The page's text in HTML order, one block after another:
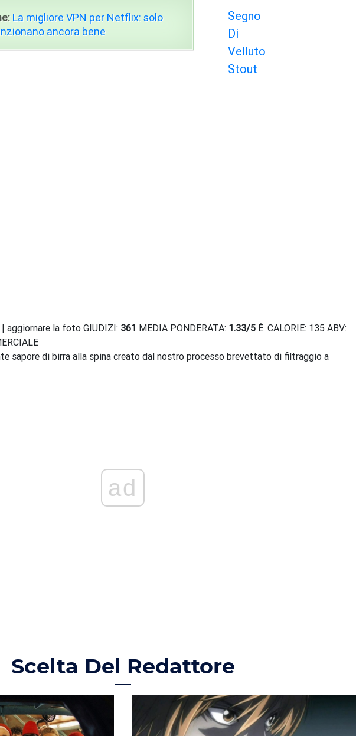
La migliore VPN per Netflix: solo
ancora bene
Segno
Di
Velluto
Stout
aggiornare la foto GIUDIZI: 361 MEDIA PONDERATA: 1.33/5 È. CALORIE: 135 ABV:
sapore di birra alla spina creato dal nostro processo brevettato di filtraggio a
ad
Scelta Del Redattore